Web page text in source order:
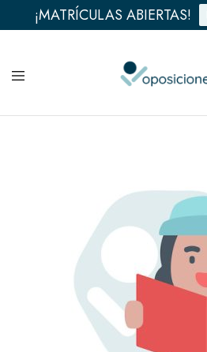
¡MATRÍCULAS ABIERTAS!